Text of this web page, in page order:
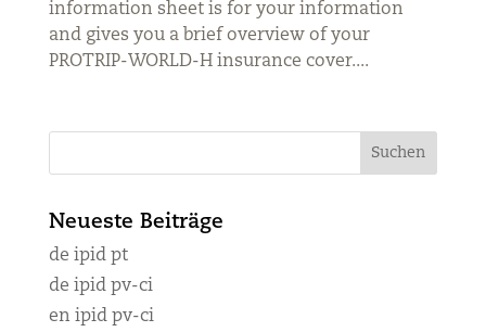
information sheet is for your information
and gives you a brief overview of your
PROTRIP-WORLD-H insurance cover....
Neueste Beiträge
de ipid pt
de ipid pv-ci
en ipid pv-ci